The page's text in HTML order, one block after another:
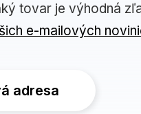
tovar je výhodná
e-mailových
adresa